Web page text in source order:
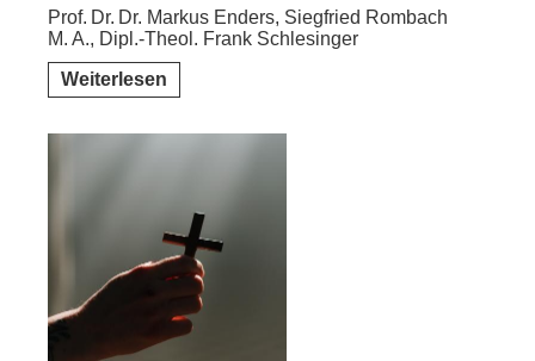
Prof. Dr. Dr. Markus Enders, Siegfried Rombach
M. A., Dipl.-Theol. Frank Schlesinger
Weiterlesen